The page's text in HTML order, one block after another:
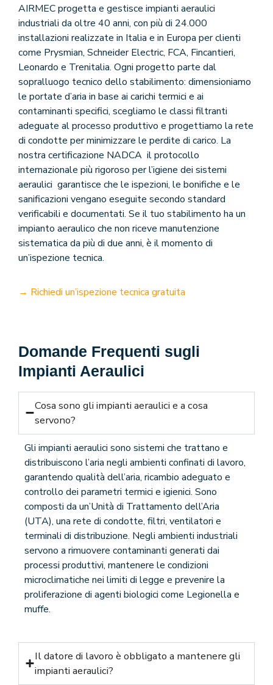
AIRMEC progetta e gestisce impianti aeraulici
industriali da oltre 40 anni, con più di 24.000
installazioni realizzate in Italia e in Europa per clienti
come Prysmian, Schneider Electric, FCA, Fincantieri,
Leonardo e Trenitalia. Ogni progetto parte dal
sopralluogo tecnico dello stabilimento: dimensioniamo
le portate d’aria in base ai carichi termici e ai
contaminanti specifici, scegliamo le classi filtranti
adeguate al processo produttivo e progettiamo la rete
di condotte per minimizzare le perdite di carico. La
nostra certificazione NADCA il protocollo
internazionale più rigoroso per l’igiene dei sistemi
aeraulici garantisce che le ispezioni, le bonifiche e le
sanificazioni vengano eseguite secondo standard
verificabili e documentati. Se il tuo stabilimento ha un
impianto aeraulico che non riceve manutenzione
sistematica da più di due anni, è il momento di
un’ispezione tecnica.
→ Richiedi un’ispezione tecnica gratuita
Domande Frequenti sugli
Impianti Aeraulici
Cosa sono gli impianti aeraulici e a cosa
servono?
Gli impianti aeraulici sono sistemi che trattano e
distribuiscono l’aria negli ambienti confinati di lavoro,
garantendo qualità dell’aria, ricambio adeguato e
controllo dei parametri termici e igienici. Sono
composti da un’Unità di Trattamento dell’Aria
(UTA), una rete di condotte, filtri, ventilatori e
terminali di distribuzione. Negli ambienti industriali
servono a rimuovere contaminanti generati dai
processi produttivi, mantenere le condizioni
microclimatiche nei limiti di legge e prevenire la
proliferazione di agenti biologici come Legionella e
muffe.
Il datore di lavoro è obbligato a mantenere gli
impianti aeraulici?